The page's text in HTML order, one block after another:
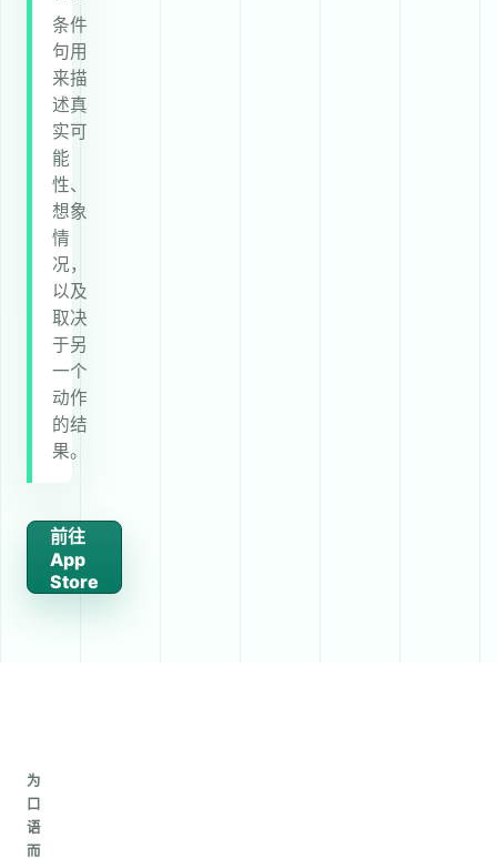
条件
句用
来描
述真
实可
能
性、
想象
情
况，
以及
取决
于另
一个
动作
的结
果。
前往
App
Store
为
口
语
而